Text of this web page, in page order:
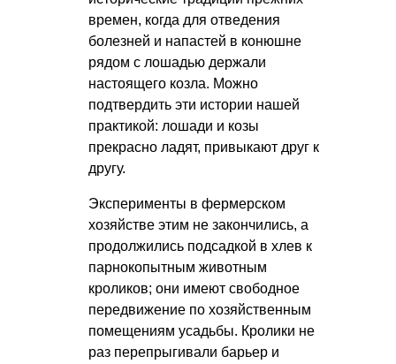
времен, когда для отведения
болезней и напастей в конюшне
рядом с лошадью держали
настоящего козла. Можно
подтвердить эти истории нашей
практикой: лошади и козы
прекрасно ладят, привыкают друг к
другу.
Эксперименты в фермерском
хозяйстве этим не закончились, а
продолжились подсадкой в хлев к
парнокопытным животным
кроликов; они имеют свободное
передвижение по хозяйственным
помещениям усадьбы. Кролики не
раз перепрыгивали барьер и